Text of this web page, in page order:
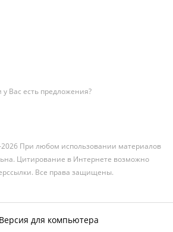
Вас есть предложения?
При любом использовании материалов
Цитирование в Интернете возможно
Все права защищены.
Версия для компьютера